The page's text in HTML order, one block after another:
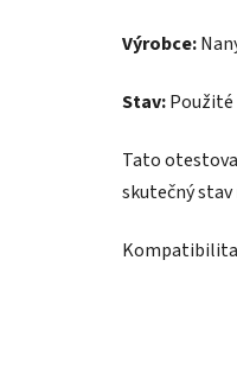
Výrobce:
Stav:
Tato
skutečný